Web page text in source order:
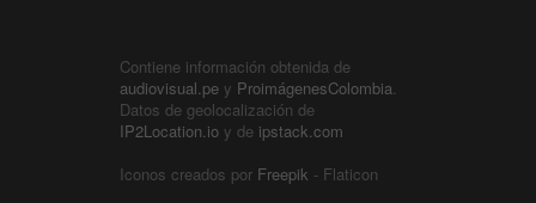
Contiene información obtenida de
audiovisual.pe y ProimágenesColombia.
Datos de geolocalización de
IP2Location.io y de ipstack.com
Iconos creados por Freepik - Flaticon